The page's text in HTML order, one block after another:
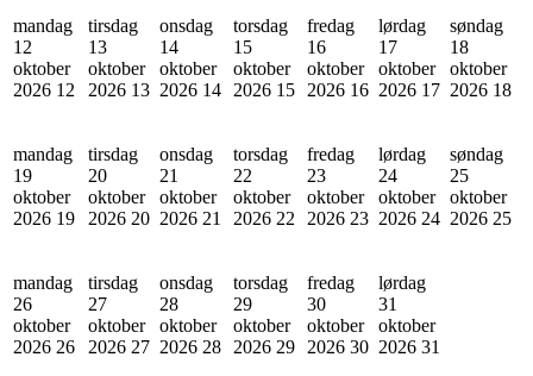
mandag
12
oktober
2026 12
tirsdag
13
oktober
2026 13
onsdag
14
oktober
2026 14
torsdag
15
oktober
2026 15
fredag
16
oktober
2026 16
lørdag
17
oktober
2026 17
søndag
18
oktober
2026 18
mandag
19
oktober
2026 19
tirsdag
20
oktober
2026 20
onsdag
21
oktober
2026 21
torsdag
22
oktober
2026 22
fredag
23
oktober
2026 23
lørdag
24
oktober
2026 24
søndag
25
oktober
2026 25
mandag
26
oktober
2026 26
tirsdag
27
oktober
2026 27
onsdag
28
oktober
2026 28
torsdag
29
oktober
2026 29
fredag
30
oktober
2026 30
lørdag
31
oktober
2026 31